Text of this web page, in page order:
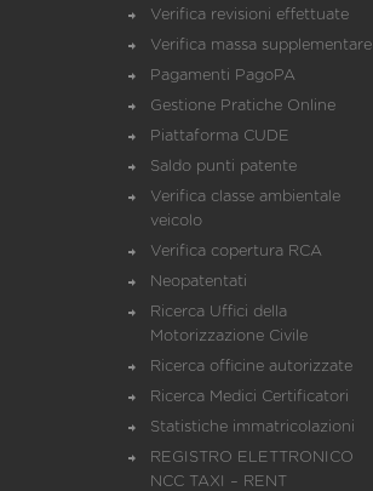
Verifica revisioni effettuate
Verifica massa supplementare
Pagamenti PagoPA
Gestione Pratiche Online
Piattaforma CUDE
Saldo punti patente
Verifica classe ambientale
veicolo
Verifica copertura RCA
Neopatentati
Ricerca Uffici della
Motorizzazione Civile
Ricerca officine autorizzate
Ricerca Medici Certificatori
Statistiche immatricolazioni
REGISTRO ELETTRONICO
NCC TAXI – RENT